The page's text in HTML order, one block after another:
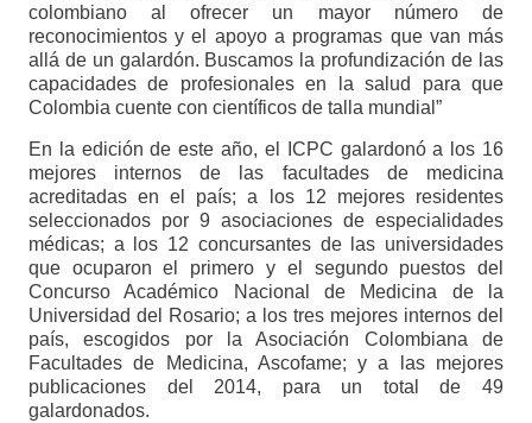
colombiano al ofrecer un mayor número de
reconocimientos y el apoyo a programas que van más
allá de un galardón. Buscamos la profundización de las
capacidades de profesionales en la salud para que
Colombia cuente con científicos de talla mundial”
En la edición de este año, el ICPC galardonó a los 16
mejores internos de las facultades de medicina
acreditadas en el país; a los 12 mejores residentes
seleccionados por 9 asociaciones de especialidades
médicas; a los 12 concursantes de las universidades
que ocuparon el primero y el segundo puestos del
Concurso Académico Nacional de Medicina de la
Universidad del Rosario; a los tres mejores internos del
país, escogidos por la Asociación Colombiana de
Facultades de Medicina, Ascofame; y a las mejores
publicaciones del 2014, para un total de 49
galardonados.